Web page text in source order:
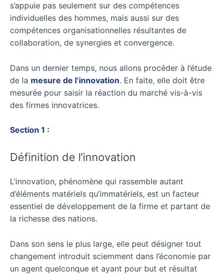
s’appuie pas seulement sur des compétences
individuelles des hommes, mais aussi sur des
compétences organisationnelles résultantes de
collaboration, de synergies et convergence.
Dans un dernier temps, nous allons procéder à l’étude
de la mesure de l’innovation. En faite, elle doit être
mesurée pour saisir la réaction du marché vis-à-vis
des firmes innovatrices.
Section 1 :
Définition de l’innovation
L’innovation, phénomène qui rassemble autant
d’éléments matériels qu’immatériels, est un facteur
essentiel de développement de la firme et partant de
la richesse des nations.
Dans son sens le plus large, elle peut désigner tout
changement introduit sciemment dans l’économie par
un agent quelconque et ayant pour but et résultat